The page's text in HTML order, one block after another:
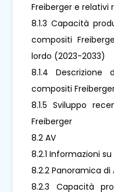
Freiberger e relativi
8.1.3 Capacità
compositi
lordo (2023-2033)
8.1.4
compositi
8.1.5 Sviluppo
Freiberger
8.2 AV
8.2.1 Informazioni
8.2.2 Panoramica
8.2.3 Capacità